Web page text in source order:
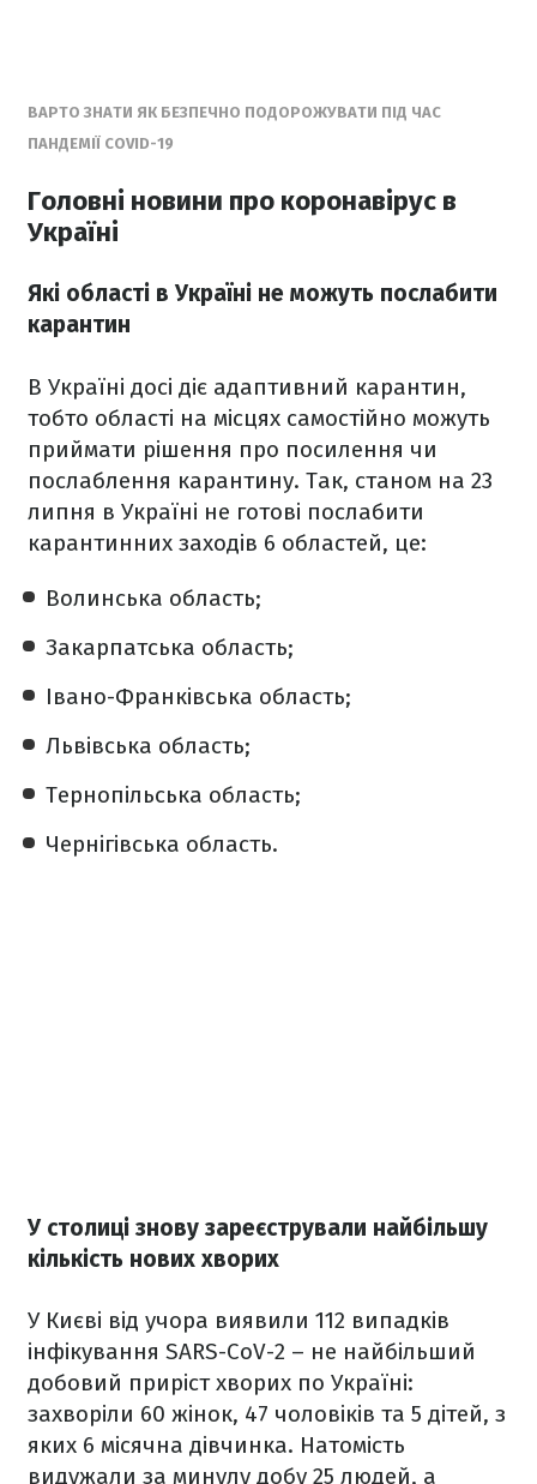
ВАРТО ЗНАТИ ЯК БЕЗПЕЧНО ПОДОРОЖУВАТИ ПІД ЧАС
ПАНДЕМІЇ COVID-19
Головні новини про коронавірус в
Україні
Які області в Україні не можуть послабити
карантин
В Україні досі діє адаптивний карантин,
тобто області на місцях самостійно можуть
приймати рішення про посилення чи
послаблення карантину. Так, станом на 23
липня в Україні не готові послабити
карантинних заходів 6 областей, це:
Волинська область;
Закарпатська область;
Івано-Франківська область;
Львівська область;
Тернопільська область;
Чернігівська область.
У столиці знову зареєстрували найбільшу
кількість нових хворих
У Києві від учора виявили 112 випадків
інфікування SARS-CoV-2 – не найбільший
добовий приріст хворих по Україні:
захворіли 60 жінок, 47 чоловіків та 5 дітей, з
яких 6 місячна дівчинка. Натомість
видужали за минулу добу 25 людей, а